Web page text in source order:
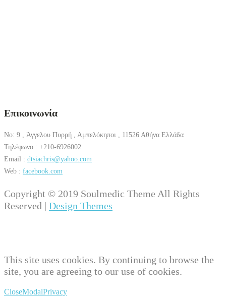
Επικοινωνία
No: 9 , Άγγελου Πυρρή , Αμπελόκηποι , 11526 Αθήνα Ελλάδα
Τηλέφωνο : +210-6926002
Email : dtsiachris@yahoo.com
Web : facebook.com
Copyright © 2019 Soulmedic Theme All Rights
Reserved | Design Themes
This site uses cookies. By continuing to browse the
site, you are agreeing to our use of cookies.
CloseModalPrivacy